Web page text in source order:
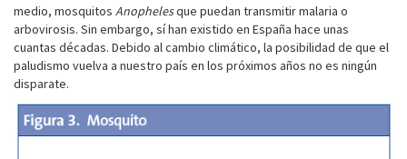
medio, mosquitos Anophelesque puedan transmitir malaria o
arbovirosis. Sin embargo, sí han existido en España hace unas
cuantas décadas. Debido al cambio climático, la posibilidad de que el
paludismo vuelva a nuestro país en los próximos años no es ningún
disparate.